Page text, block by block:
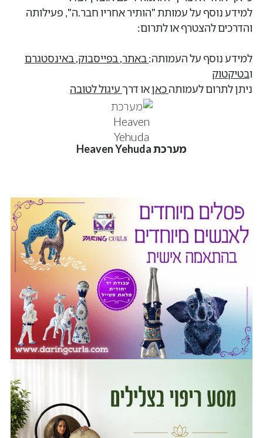
למידע נוסף על עמותת "הותיר אחריו חבר.ה", פעילותה
והדרכים להצטרף או לתרום:
למידע נוסף על העמותה:באתר,בפייסבוק,באינסטגרם
ובטיקטוק
ניתן לתרום לעמותהכאןאו דרךעיגול לטובה
מערכת Heaven Yehuda